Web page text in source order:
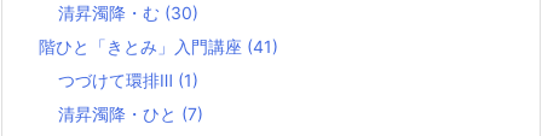
清昇濁降・む (30)
階ひと「きとみ」入門講座 (41)
つづけて環排Ⅲ (1)
清昇濁降・ひと (7)